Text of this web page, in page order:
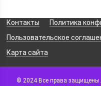
Контакты
Политика
Пользовательское
Карта сайта
© 2024 Все права